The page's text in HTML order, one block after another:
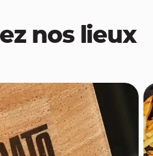
nos lieux